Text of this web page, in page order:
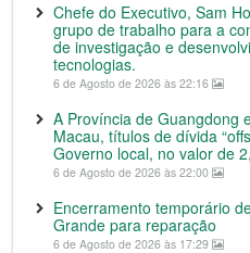
Chefe do Executivo, Sam
grupo de trabalho para a
de investigação e
tecnologias.
6 de Agosto de 2026 às 22:16
A Província de Guangdong
Macau, títulos de dívida
Governo local, no valor de
6 de Agosto de 2026 às 22:00
Encerramento temporário
Grande para reparação
6 de Agosto de 2026 às 17:29